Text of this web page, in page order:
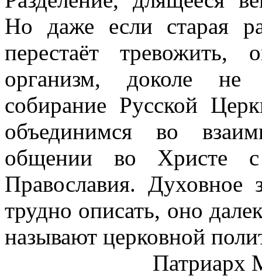
Но даже если старая
перестаёт тревожить,
организм, доколе не
собирание Русской
объединимся во
общении во Христе с
Православия. Духовное
трудно описать, оно
называют церковной
Патриарх